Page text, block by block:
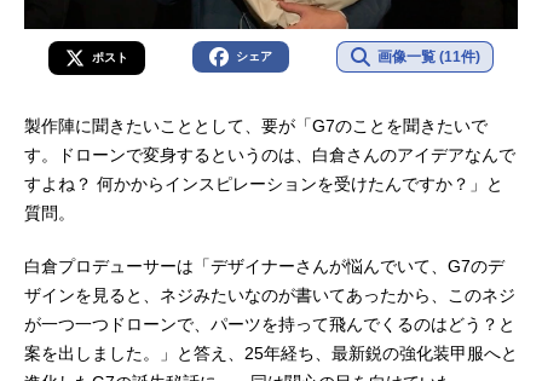
ポスト シェア 画像一覧 (11件)
製作陣に聞きたいこととして、要が「G7のことを聞きたいで
す。ドローンで変身するというのは、白倉さんのアイデアなんで
すよね？ 何かからインスピレーションを受けたんですか？」と
質問。
白倉プロデューサーは「デザイナーさんが悩んでいて、G7のデ
ザインを見ると、ネジみたいなのが書いてあったから、このネジ
が一つ一つドローンで、パーツを持って飛んでくるのはどう？と
案を出しました。」と答え、25年経ち、最新鋭の強化装甲服へと